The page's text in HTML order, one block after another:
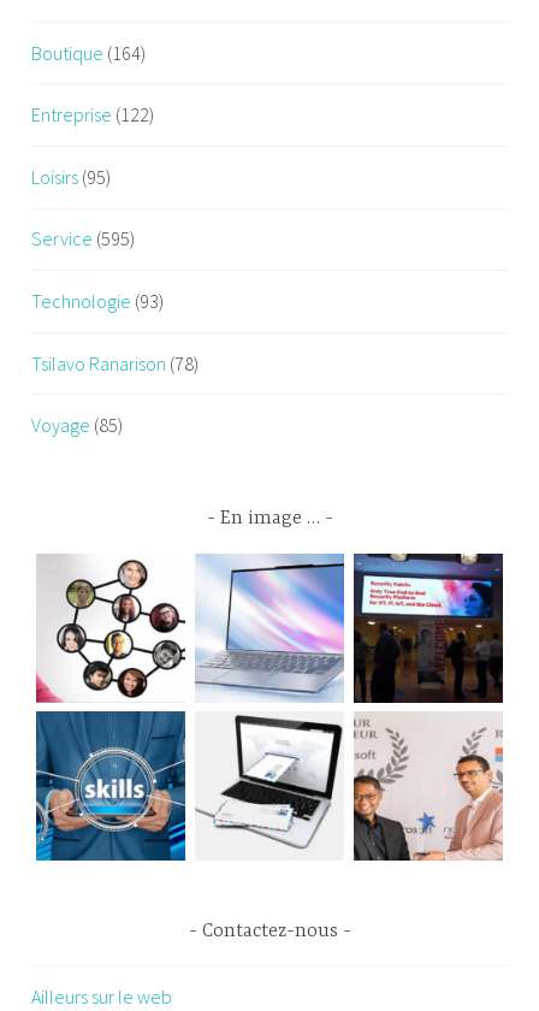
Boutique (164)
Entreprise (122)
Loisirs (95)
Service (595)
Technologie (93)
Tsilavo Ranarison (78)
Voyage (85)
En image …
Contactez-nous
Ailleurs sur le web